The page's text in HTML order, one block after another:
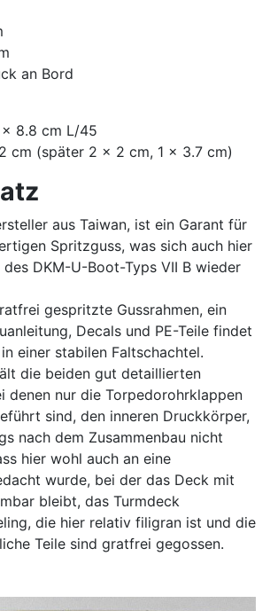
an Bord
x 8.8 cm L/45
cm (später 2 x 2 cm, 1 x 3.7 cm)
aus Taiwan, ist ein Garant für
Spritzguss, was sich auch hier
DKM-U-Boot-Typs VII B wieder
gespritzte Gussrahmen, ein
Decals und PE-Teile findet
einer stabilen Faltschachtel.
die beiden gut detaillierten
denen nur die Torpedorohrklappen
sind, den inneren Druckkörper,
nach dem Zusammenbau nicht
hier wohl auch an eine
wurde, bei der das Deck mit
bleibt, das Turmdeck
die hier relativ filigran ist und die
Teile sind gratfrei gegossen.